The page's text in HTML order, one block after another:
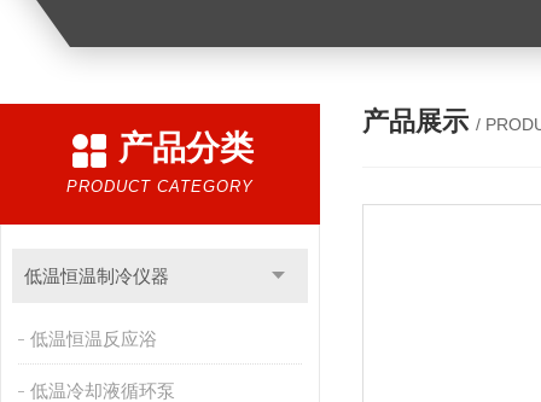
产品分类
PRODUCT CATEGORY
低温恒温制冷仪器
低温恒温反应浴
低温冷却液循环泵
产品展示 /